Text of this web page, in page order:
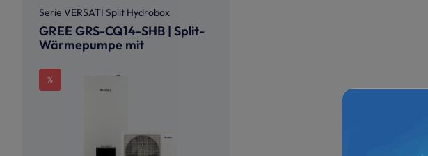
Serie VERSATI Split Hydrobox
GREE GRS-CQ14-SHB | Split-
Wärmepumpe mit
%